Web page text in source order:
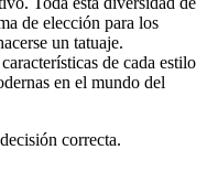
de elección para los
un tatuaje.
de cada estilo
en el mundo del
correcta.